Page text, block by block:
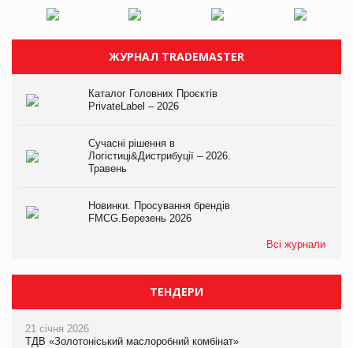
ЖУРНАЛ TRADEMASTER
Каталог Головних Проєктів
PrivateLabel – 2026
Сучасні рішення в
Логістиці&Дистрибуції – 2026.
Травень
Новинки. Просування брендів
FMCG.Березень 2026
Всі журнали
ТЕНДЕРИ
21 січня 2026
ТДВ «Золотоніський маслоробний комбінат»